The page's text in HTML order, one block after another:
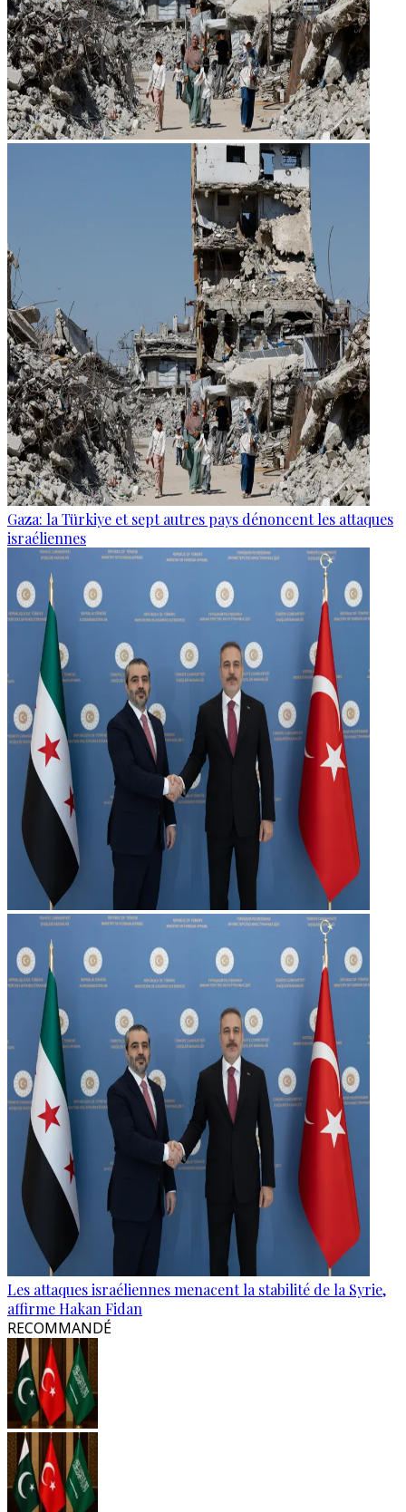
Gaza: la Türkiye et sept autres pays dénoncent les attaques
israéliennes
Les attaques israéliennes menacent la stabilité de la Syrie,
affirme Hakan Fidan
RECOMMANDÉ